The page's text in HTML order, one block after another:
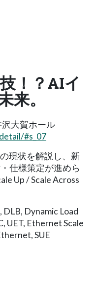
！？AIイ
来。
沢大賀ホール
#s_07
現状を解説し、新
仕様策定が進めら
Up / Scale Across
DLB, Dynamic Load
UET, Ethernet Scale
SUE